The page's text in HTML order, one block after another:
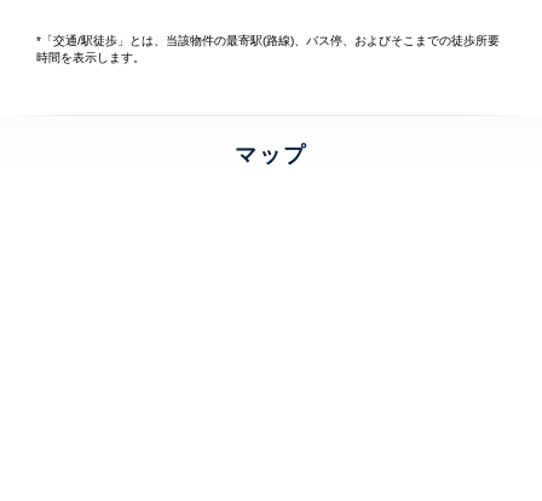
*「交通/駅徒歩」とは、当該物件の最寄駅(路線)、バス停、およびそこまでの徒歩所要
時間を表示します。
マップ